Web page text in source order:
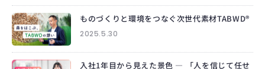
ものづくりと環境をつなぐ次世代素材TABWD®
2025.5.30
入社1年目から見えた景色 ― 「人を信じて任せ